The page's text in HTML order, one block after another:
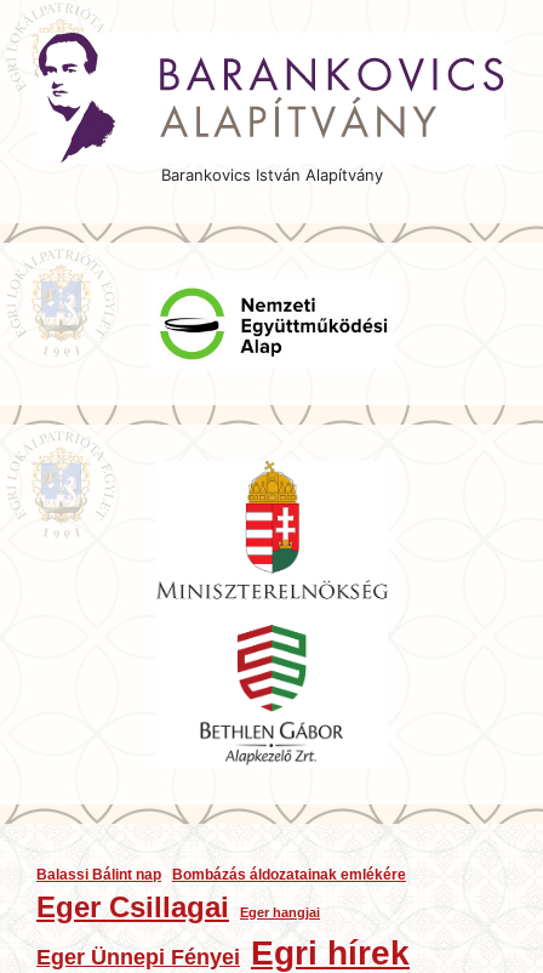
Barankovics István Alapítvány
Balassi Bálint nap Bombázás áldozatainak emlékére
Eger Csillagai Eger hangjai
Eger Ünnepi Fényei Egri hírek